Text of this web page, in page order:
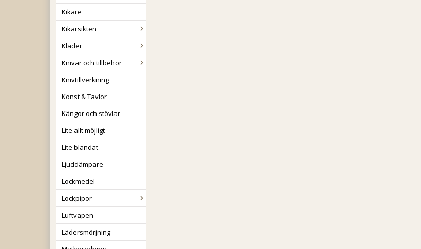
Kikare
Kikarsikten
Kläder
Knivar och tillbehör
Knivtillverkning
Konst & Tavlor
Kängor och stövlar
Lite allt möjligt
Lite blandat
Ljuddämpare
Lockmedel
Lockpipor
Luftvapen
Lädersmörjning